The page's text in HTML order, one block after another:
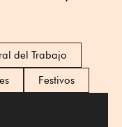
del Trabajo
Festivos